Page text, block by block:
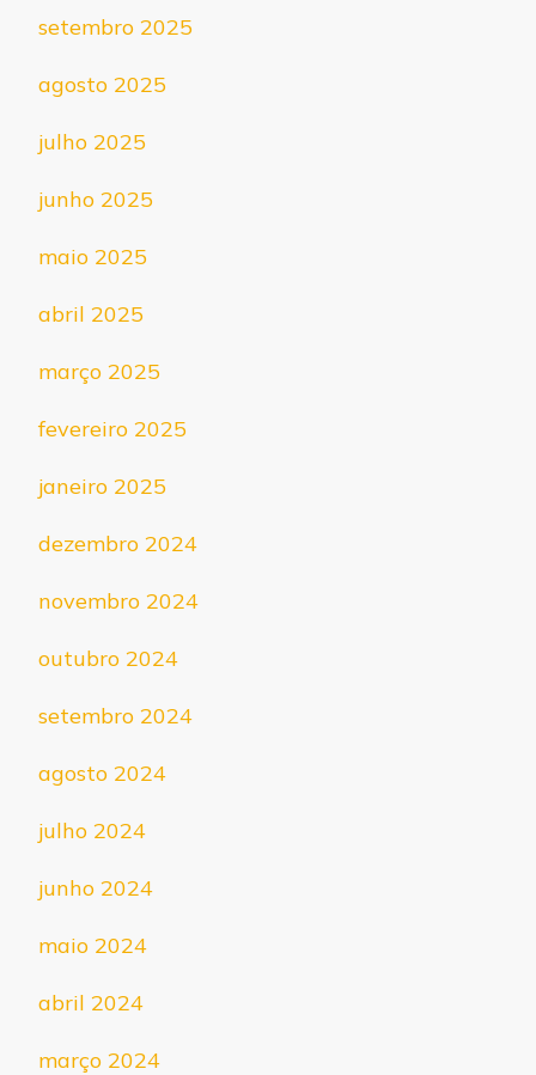
setembro 2025
agosto 2025
julho 2025
junho 2025
maio 2025
abril 2025
março 2025
fevereiro 2025
janeiro 2025
dezembro 2024
novembro 2024
outubro 2024
setembro 2024
agosto 2024
julho 2024
junho 2024
maio 2024
abril 2024
março 2024